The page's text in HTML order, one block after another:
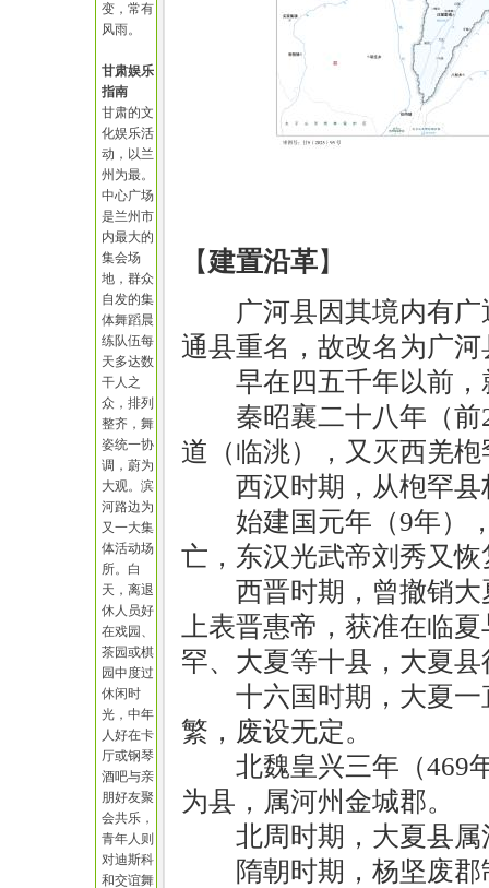
变，常有
风雨。
甘肃娱乐
指南
甘肃的文
化娱乐活
动，以兰
州为最。
中心广场
是兰州市
内最大的
集会场
地，群众
自发的集
体舞蹈晨
练队伍每
天多达数
干人之
众，排列
整齐，舞
姿统一协
调，蔚为
大观。滨
河路边为
又一大集
体活动场
所。白
天，离退
休人员好
在戏园、
茶园或棋
园中度过
休闲时
光，中年
人好在卡
厅或钢琴
酒吧与亲
朋好友聚
会共乐，
青年人则
对迪斯科
和交谊舞
【 建置沿革】
广河县因其境内有
通县重名，故改名为广河
早在四五千年以前
秦昭襄二十八年（
道（临洮），又灭西羌
西汉时期，从枹罕
始建国元年（9年）
亡，东汉光武帝刘秀又
西晋时期，曾撤销
上表晋惠帝，获准在临
罕、大夏等十县，大夏
十六国时期，大夏
繁，废设无定。
北魏皇兴三年（469
为县，属河州金城郡。
北周时期，大夏县
隋朝时期，杨坚废